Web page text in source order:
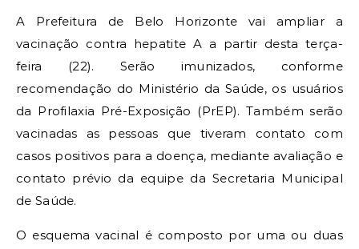
A Prefeitura de Belo Horizonte vai ampliar a
vacinação contra hepatite A a partir desta terça-
feira (22). Serão imunizados, conforme
recomendação do Ministério da Saúde, os usuários
da Profilaxia Pré-Exposição (PrEP). Também serão
vacinadas as pessoas que tiveram contato com
casos positivos para a doença, mediante avaliação e
contato prévio da equipe da Secretaria Municipal
de Saúde.
O esquema vacinal é composto por uma ou duas